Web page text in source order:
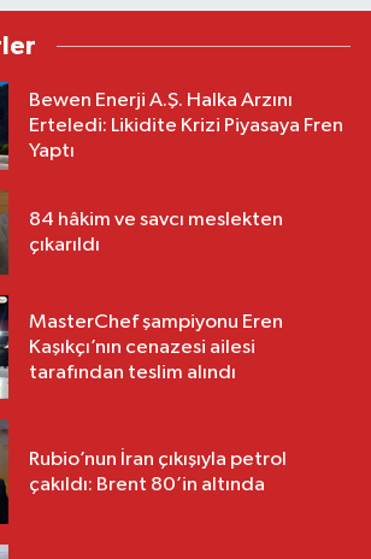
Bewen Enerji A.Ş. Halka Arzını
Erteledi: Likidite Krizi Piyasaya Fren
Yaptı
84 hâkim ve savcı meslekten
çıkarıldı
MasterChef şampiyonu Eren
Kaşıkçı’nın cenazesi ailesi
tarafından teslim alındı
Rubio’nun İran çıkışıyla petrol
çakıldı: Brent 80’in altında